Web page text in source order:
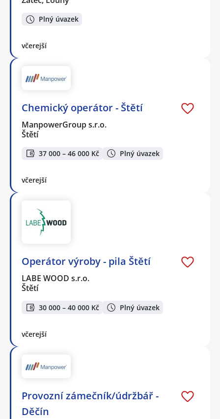
Plný úvazek
včerejší
Chemický operátor - Štětí
ManpowerGroup s.r.o.
Štětí
37 000 – 46 000 Kč Plný úvazek
včerejší
Operátor výroby - pila Štětí
LABE WOOD s.r.o.
Štětí
30 000 – 40 000 Kč Plný úvazek
včerejší
Provozní zámečník/údržbář -
Děčín